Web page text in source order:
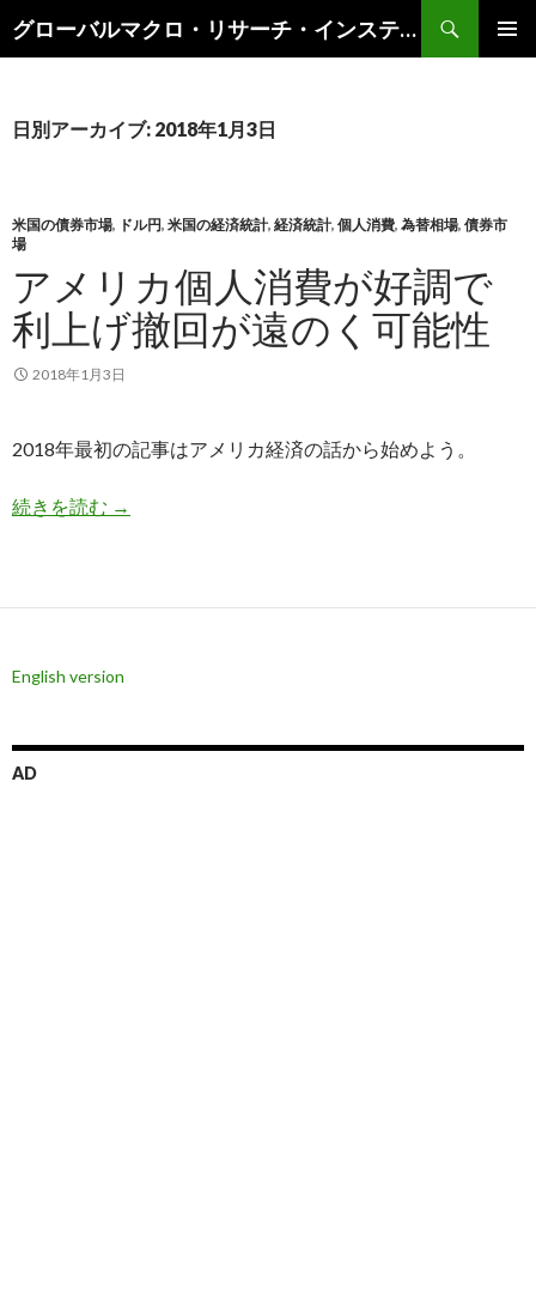
グローバルマクロ・リサーチ・インスティテュート
索
ン
キ
ッ
プ
日別アーカイブ: 2018年1月3日
米国の債券市場, ドル円, 米国の経済統計, 経済統計, 個人消費, 為替相場, 債券市
場
アメリカ個人消費が好調で
利上げ撤回が遠のく可能性
2018年1月3日
2018年最初の記事はアメリカ経済の話から始めよう。
続きを読む アメリカ個人消費が好調で利上げ撤回が遠のく可
→
English version
AD